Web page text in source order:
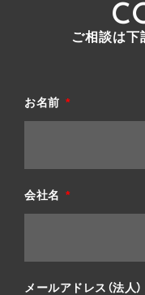
ご相談は下
お名前
会社名
メールアドレス（法人）